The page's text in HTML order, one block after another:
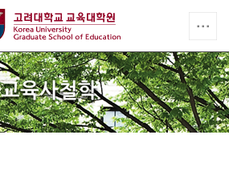
교육사철학